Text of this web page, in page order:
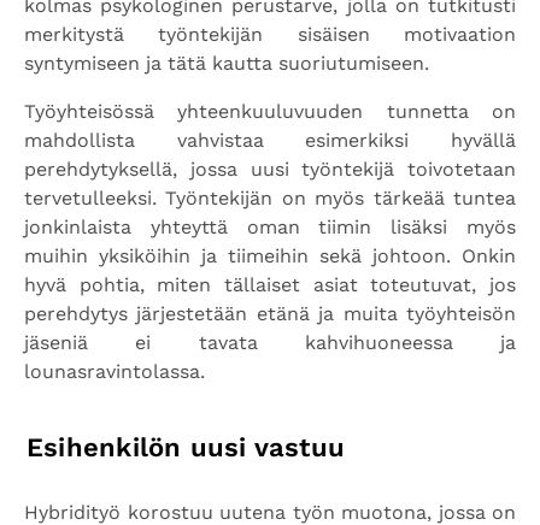
kolmas psykologinen perustarve, jolla on tutkitusti
merkitystä työntekijän sisäisen motivaation
syntymiseen ja tätä kautta suoriutumiseen.
Työyhteisössä yhteenkuuluvuuden tunnetta on
mahdollista vahvistaa esimerkiksi hyvällä
perehdytyksellä, jossa uusi työntekijä toivotetaan
tervetulleeksi. Työntekijän on myös tärkeää tuntea
jonkinlaista yhteyttä oman tiimin lisäksi myös
muihin yksiköihin ja tiimeihin sekä johtoon. Onkin
hyvä pohtia, miten tällaiset asiat toteutuvat, jos
perehdytys järjestetään etänä ja muita työyhteisön
jäseniä ei tavata kahvihuoneessa ja
lounasravintolassa.
Esihenkilön uusi vastuu
Hybridityö korostuu uutena työn muotona, jossa on